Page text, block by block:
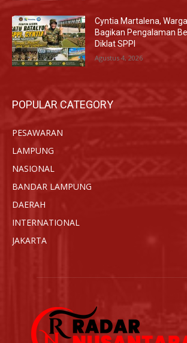
Cyntia Martalena,
Bagikan Pengalaman
Diklat SPPI
Agustus 4, 2026
POPULAR CATEGORY
PESAWARAN
LAMPUNG
NASIONAL
BANDAR LAMPUNG
DAERAH
INTERNATIONAL
JAKARTA